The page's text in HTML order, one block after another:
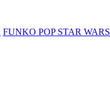
FUNKO POP STAR WARS